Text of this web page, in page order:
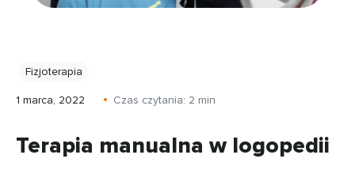
Fizjoterapia
1 marca, 2022 Czas czytania: 2 min
Terapia manualna w logopedii